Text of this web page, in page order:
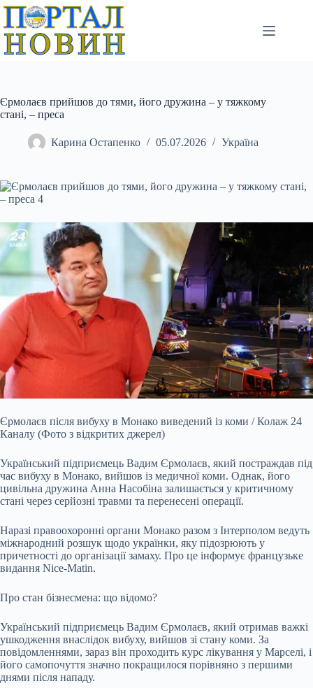
Перейти
вмісту
Єрмолаєв прийшов до тями, його дружина – у тяжкому
стані, – преса
Карина Остапенко 05.07.2026 Україна
Єрмолаєв після вибуху в Монако виведений із коми / Колаж 24
Каналу (Фото з відкритих джерел)
Український підприємець Вадим Єрмолаєв, який постраждав під
час вибуху в Монако, вийшов із медичної коми. Однак, його
цивільна дружина Анна Насобіна залишається у критичному
стані через серйозні травми та перенесені операції.
Наразі правоохоронні органи Монако разом з Інтерполом ведуть
міжнародний розшук щодо українки, яку підозрюють у
причетності до організації замаху. Про це інформує французьке
видання Nice-Matin.
Про стан бізнесмена: що відомо?
Український підприємець Вадим Єрмолаєв, який отримав важкі
ушкодження внаслідок вибуху, вийшов зі стану коми. За
повідомленнями, зараз він проходить курс лікування у Марселі, і
його самопочуття значно покращилося порівняно з першими
днями після нападу.